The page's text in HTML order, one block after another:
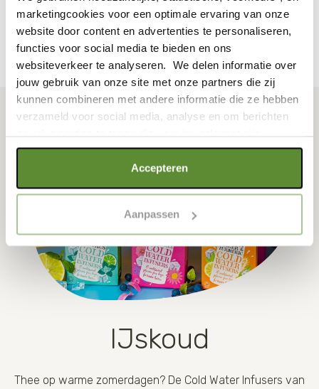
marketingcookies voor een optimale ervaring van onze
website door content en advertenties te personaliseren,
functies voor social media te bieden en ons
websiteverkeer te analyseren. We delen informatie over
jouw gebruik van onze site met onze partners die zij
kunnen combineren met andere informatie die ze hebben
verzameld voor social media, analyse en om berichten
Als je op "Alle cookies accepteren" klikt, ga je akkoord
met een optimaal gebruik van de website. Als je niet alle
"selectie toestaan" of "alleen noodzakelijke cookies", wat
wel gevolgen kan hebben voor de gebruiksvriendelijkheid
van de website. Voor meer inzage in de cookies klik dan
op "Cookie instellingen". Lees voor meer informatie
Cookie Policy.
Accepteren
Aanpassen
BESTEL DIRECT
IJskoud
Thee op warme zomerdagen? De Cold Water Infusers van